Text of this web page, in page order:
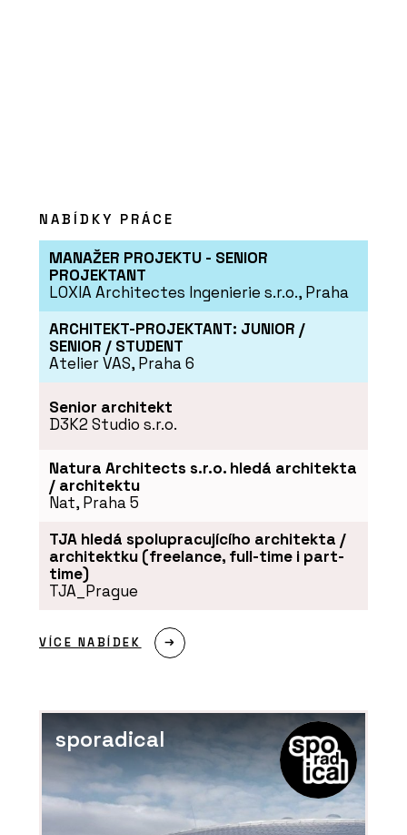
PRODUKTY
Linoleum na nábytek -
PRODUKTY
Akustický vinyl Sarlon a
ČLÁNKY
Kanceláře společnosti
ŠKODA AUTO v moderním a
trendy designu
NABÍDKY PRÁCE
MANAŽER PROJEKTU - SENIOR
PROJEKTANT
LOXIA Architectes Ingenierie s.r.o., Praha
ARCHITEKT-PROJEKTANT: JUNIOR /
SENIOR / STUDENT
Atelier VAS, Praha 6
Senior architekt
D3K2 Studio s.r.o.
Natura Architects s.r.o. hledá architekta
/ architektu
Nat, Praha 5
TJA hledá spolupracujícího architekta /
architektku (freelance, full-time i part-
time)
TJA_Prague
VÍCE NABÍDEK
sporadical